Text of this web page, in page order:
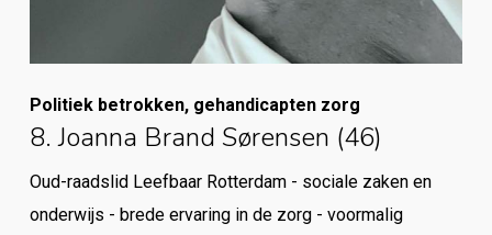
Politiek betrokken, gehandicapten zorg
8. Joanna Brand Sørensen (46)
Oud-raadslid Leefbaar Rotterdam - sociale zaken en
onderwijs - brede ervaring in de zorg - voormalig